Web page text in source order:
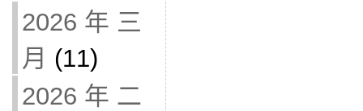
2026 年 三
月 (11)
2026 年 二